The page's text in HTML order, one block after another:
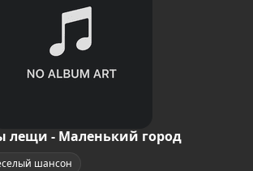
лещи - Маленький город
шансон